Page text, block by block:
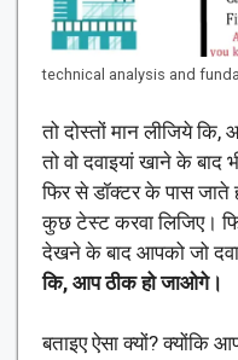
technical analysis and
तो दोस्तों मान लीजिये कि,
तो वो दवाइयां खाने के
फिर से डॉक्टर के पास जाते
कुछ टेस्ट करवा लिजिए।
देखने के बाद आपको जो
कि, आप ठीक हो जाओगे।
बताइए ऐसा क्यों? क्योंकि